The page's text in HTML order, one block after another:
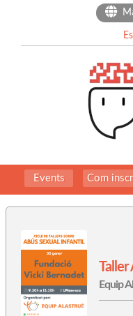
Events Com
Taller
Equip